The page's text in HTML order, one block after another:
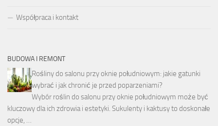
Współpraca i kontakt
BUDOWA I REMONT
Rośliny do salonu przy oknie południowym: jakie gatunki
wybrać i jak chronić je przed poparzeniami?
Wybór roślin do salonu przy oknie południowym może być
kluczowy dla ich zdrowia i estetyki. Sukulenty i kaktusy to doskonałe
opcje, …